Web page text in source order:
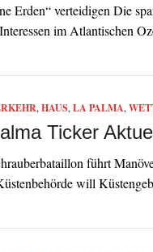
Erden“ verteidigen Die
im Atlantischen
, HAUS, LA PALMA,
Ticker
führt
will